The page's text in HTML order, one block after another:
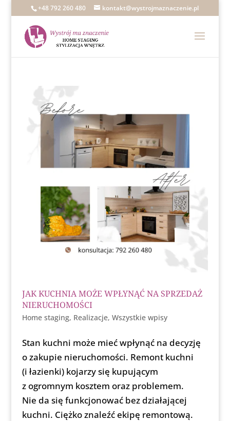
+48 792 260 480 kontakt@wystrojmaznaczenie.pl
JAK KUCHNIA MOŻE WPŁYNĄĆ NA SPRZEDAŻ
NIERUCHOMOŚCI
Home staging, Realizacje, Wszystkie wpisy
Stan kuchni może mieć wpłynąć na decyzję
o zakupie nieruchomości. Remont kuchni
(i łazienki) kojarzy się kupującym
z ogromnym kosztem oraz problemem.
Nie da się funkcjonować bez działającej
kuchni. Ciężko znaleźć ekipę remontową.